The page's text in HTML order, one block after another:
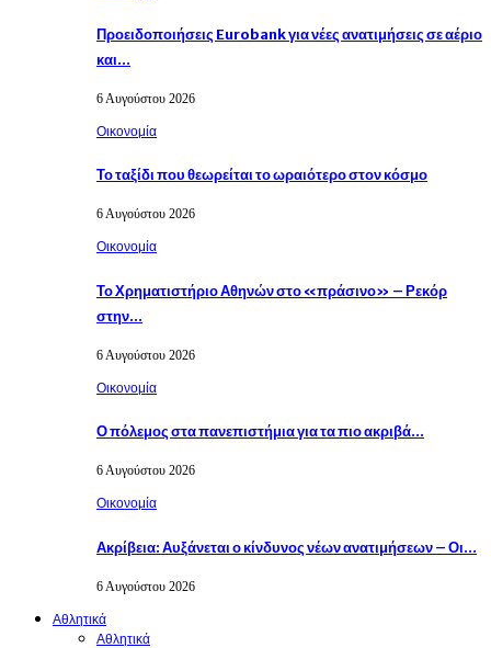
Προειδοποιήσεις Eurobank για νέες ανατιμήσεις σε αέριο
και…
6 Αυγούστου 2026
Οικονομία
Το ταξίδι που θεωρείται το ωραιότερο στον κόσμο
6 Αυγούστου 2026
Οικονομία
Το Χρηματιστήριο Αθηνών στο «πράσινο» – Ρεκόρ
στην…
6 Αυγούστου 2026
Οικονομία
Ο πόλεμος στα πανεπιστήμια για τα πιο ακριβά…
6 Αυγούστου 2026
Οικονομία
Ακρίβεια: Αυξάνεται ο κίνδυνος νέων ανατιμήσεων – Οι…
6 Αυγούστου 2026
Αθλητικά
Αθλητικά